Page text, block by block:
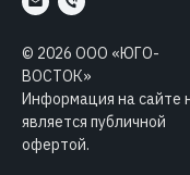
© 2026 ООО «ЮГО-
ВОСТОК»
Информация на сайте
является публичной
офертой.